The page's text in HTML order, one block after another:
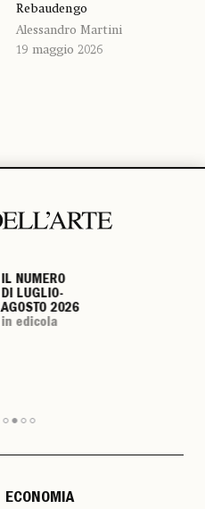
Rebaudengo
Alessandro Martini
19 maggio 2026
IL NUMERO
DI LUGLIO-
AGOSTO 2026
in edicola
IL NUMERO
DI LUGLIO-
AGOSTO 2026
in edicola
IL NUMERO
DI LUGLIO-
AGOSTO 2026
in edicola
IL NUMERO
DI LUGLIO-
AGOSTO 2026
in edicola
ECONOMIA